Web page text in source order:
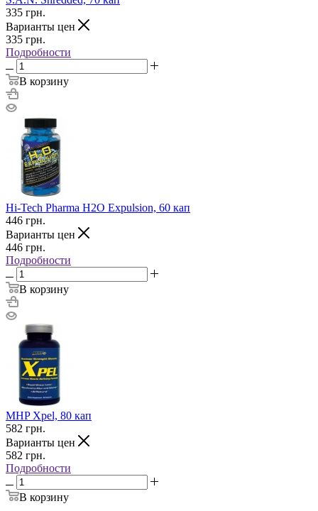
335 грн.
Варианты цен
335 грн.
Подробности
В корзину
Hi-Tech Pharma H2O Expulsion, 60 кап
446 грн.
Варианты цен
446 грн.
Подробности
В корзину
MHP Xpel, 80 кап
582 грн.
Варианты цен
582 грн.
Подробности
В корзину